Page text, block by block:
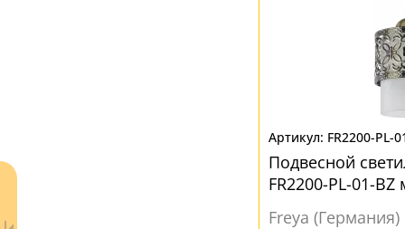
FR2200-PL-
Подвесной
FR2200-PL-01-
Freya (Германия)